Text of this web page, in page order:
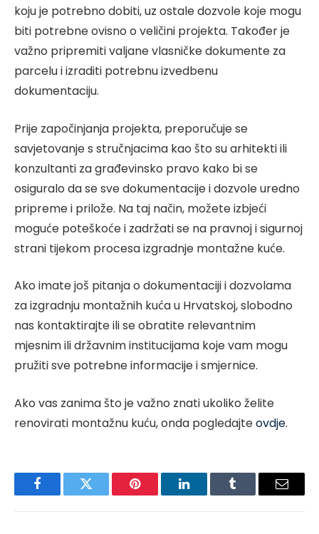
koju je potrebno dobiti, uz ostale dozvole koje mogu
biti potrebne ovisno o veličini projekta. Također je
važno pripremiti valjane vlasničke dokumente za
parcelu i izraditi potrebnu izvedbenu
dokumentaciju.
Prije započinjanja projekta, preporučuje se
savjetovanje s stručnjacima kao što su arhitekti ili
konzultanti za građevinsko pravo kako bi se
osiguralo da se sve dokumentacije i dozvole uredno
pripreme i prilože. Na taj način, možete izbjeći
moguće poteškoće i zadržati se na pravnoj i sigurnoj
strani tijekom procesa izgradnje montažne kuće.
Ako imate još pitanja o dokumentaciji i dozvolama
za izgradnju montažnih kuća u Hrvatskoj, slobodno
nas kontaktirajte ili se obratite relevantnim
mjesnim ili državnim institucijama koje vam mogu
pružiti sve potrebne informacije i smjernice.
Ako vas zanima što je važno znati ukoliko želite
renovirati montažnu kuću, onda pogledajteovdje.
FacebookTwitter Pinterest LinkedInTumblr Email